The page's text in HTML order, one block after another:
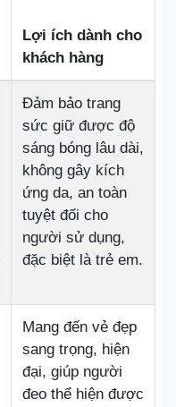
Lợi ích dành cho
khách hàng
Đảm bảo trang
sức giữ được độ
sáng bóng lâu dài,
không gây kích
ứng da, an toàn
tuyệt đối cho
người sử dụng,
đặc biệt là trẻ em.
Mang đến vẻ đẹp
sang trọng, hiện
đại, giúp người
đeo thể hiện được